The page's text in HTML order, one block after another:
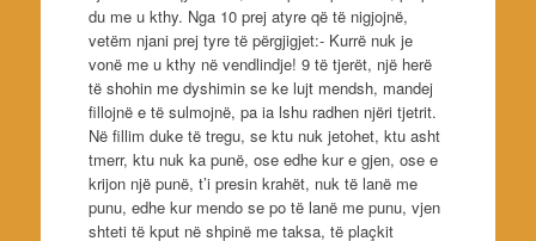
du me u kthy. Nga 10 prej atyre që të nigjojnë,
vetëm njani prej tyre të përgjigjet:- Kurrë nuk je
vonë me u kthy në vendlindje! 9 të tjerët, një herë
të shohin me dyshimin se ke lujt mendsh, mandej
fillojnë e të sulmojnë, pa ia lshu radhen njëri tjetrit.
Në fillim duke të tregu, se ktu nuk jetohet, ktu asht
tmerr, ktu nuk ka punë, ose edhe kur e gjen, ose e
krijon një punë, t’i presin krahët, nuk të lanë me
punu, edhe kur mendo se po të lanë me punu, vjen
shteti të kput në shpinë me taksa, të plaçkit